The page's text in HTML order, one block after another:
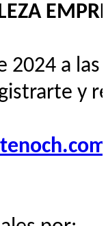
2024 a las
y